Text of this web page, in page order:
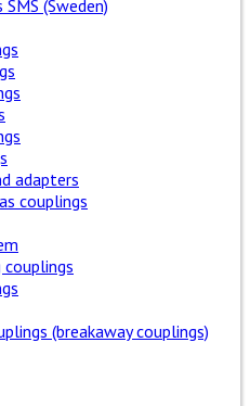
(Sweden)
adapters
couplings
couplings
(breakaway couplings)